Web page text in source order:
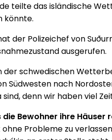
teilte das isländische
könnte.
der Polizeichef von
ausgerufen.
der schwedischen
Südwesten nach
denn wir haben viel
Bewohner ihre Häuser
Probleme zu